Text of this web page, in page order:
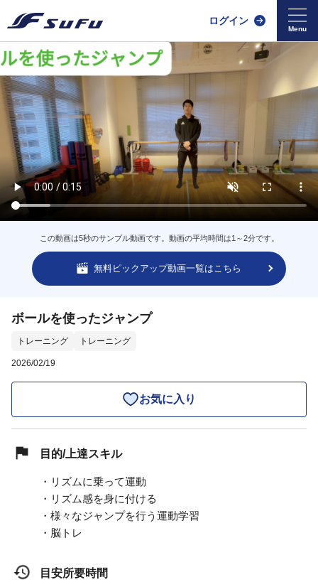
ログイン
この動画は5秒のサンプル動画です。動画の平均時間は1～2分です。
無料ピックアップ動画一覧はこちら
ボールを使ったジャンプ
トレーニング トレーニング
2026/02/19
お気に入り
目的/上達スキル
・リズムに乗って運動
・リズム感を身に付ける
・様々なジャンプを行う運動学習
・脳トレ
目安所要時間